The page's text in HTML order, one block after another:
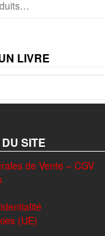
LIVRE
SITE
de Vente – CGV
(UE)